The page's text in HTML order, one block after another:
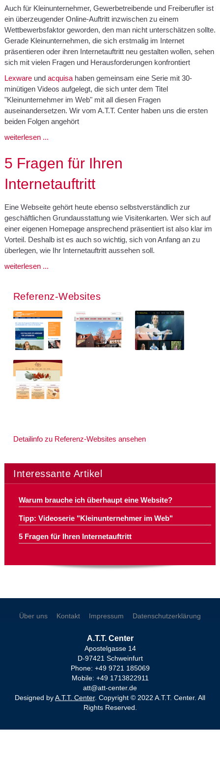
Auch für Kleinunternehmer, Gewerbetreibende und Freiberufler ist
ein überzeugender Online-Auftritt inzwischen zu einem
Wettbewerbsfaktor geworden, den man nicht unterschätzen sollte.
Gerade Kleinunternehmen, die sich erstmalig im Internet
präsentieren oder ihren Internetauftritt neu gestalten wollen, sehen
sich mit vielen Fragen und Herausforderungen konfrontiert
Lexwareund acquisahaben gemeinsam eine Serie mit 30-
minütigen Videos aufgelegt, die sich unter dem Titel
"Kleinunternehmer im Web" mit all diesen Fragen
auseinandersetzen. Wir vom A.T.T. Center haben uns die ersten
beiden Folgen angehört
weiterlesen ...
5 Fragen für Ihren
Internetauftritt
Eine Webseite gehört heute ebenso selbstverständlich zur
geschäftlichen Grundausstattung wie Visitenkarten. Wer sich auf
einer eigenen Homepage ansprechend präsentiert ist also klar im
Vorteil. Deshalb ist es auch so wichtig, sich von Anfang an zu
überlegen, wie Ihr Internetauftritt aussehen soll.
weiterlesen ...
Referenz-Websites
Detailinfo zu Referenz-Websites ansehen
Interessante Artikel
Warum brauche ich überhaupt eine Website?
Tipp: Videoserie "Kleinunternehmer im Web"
5 Fragen für Ihren Internetauftritt
Über uns Kontakt Impressum Datenschutzerklärung
A.T.T. Center
Apostelgasse 14
D-97421 Schweinfurt
Phone: +49 9721 185069
Mobile: +49 1713822911
att@att-center.de
Designed by A.T.T. Center. Copyright © 2022 A.T.T. Center. All
Rights Reserved.